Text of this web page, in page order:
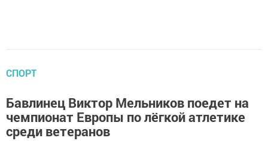
СПОРТ
Бавлинец Виктор Мельников поедет на
чемпионат Европы по лёгкой атлетике
среди ветеранов